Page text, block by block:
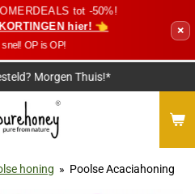
tot -50%!
hier! 👈
OP is OP!
×
Morgen Thuis!*
honing » Poolse Acaciahoning